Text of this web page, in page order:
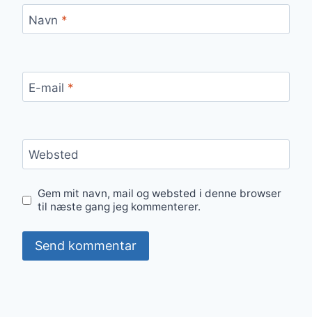
Navn *
E-mail *
Websted
Gem mit navn, mail og websted i denne browser
til næste gang jeg kommenterer.